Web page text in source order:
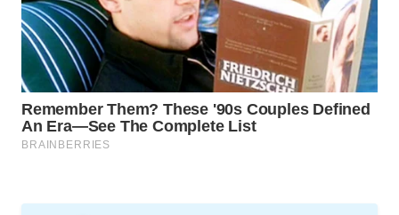
WAHANA
OTOMOTIF
WAHANA
HEALTH